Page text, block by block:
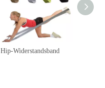
Hip-Widerstandsband